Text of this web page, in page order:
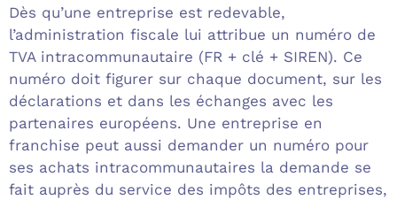
Dès qu’une entreprise est redevable,
l’administration fiscale lui attribue un numéro de
TVA intracommunautaire (FR + clé + SIREN). Ce
numéro doit figurer sur chaque document, sur les
déclarations et dans les échanges avec les
partenaires européens. Une entreprise en
franchise peut aussi demander un numéro pour
ses achats intracommunautaires la demande se
fait auprès du service des impôts des entreprises,